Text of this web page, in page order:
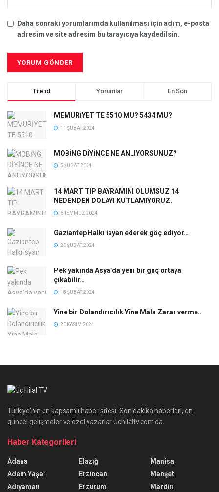
Daha sonraki yorumlarımda kullanılması için adım, e-posta
adresim ve site adresim bu tarayıcıya kaydedilsin.
Trend Yorumlar En Son
MEMURİYET TE 5510 MU? 5434 MÜ?
11 ŞUBAT 2024
MOBİNG DİYİNCE NE ANLIYORSUNUZ?
5 ŞUBAT 2024
14 MART TIP BAYRAMINI OLUMSUZ 14
NEDENDEN DOLAYI KUTLAMIYORUZ.
6 TEMMUZ 2024
Gaziantep Halkı isyan ederek göç ediyor…
20 ŞUBAT 2024
Pek yakında Asya’da yeni bir güç ortaya
çıkabilir…
18 ŞUBAT 2024
Yine bir Dolandırıcılık Yine Mala Zarar verme..
20 KASIM 2024
Türkiye'nin en kapsamlı haber sitesi. Son dakika haberleri, en
güncel gelişmeler ve özel yazarlar Uchilaltv.com'da
Haber Kategorileri
Adana
Adem Yaşar
Adıyaman
Elazığ
Erzincan
Erzurum
Manisa
Manşet
Mardin